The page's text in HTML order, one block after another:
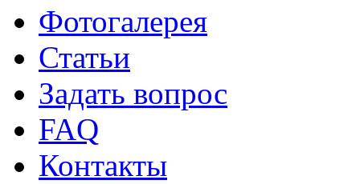
Фотогалерея
Статьи
Задать вопрос
FAQ
Контакты